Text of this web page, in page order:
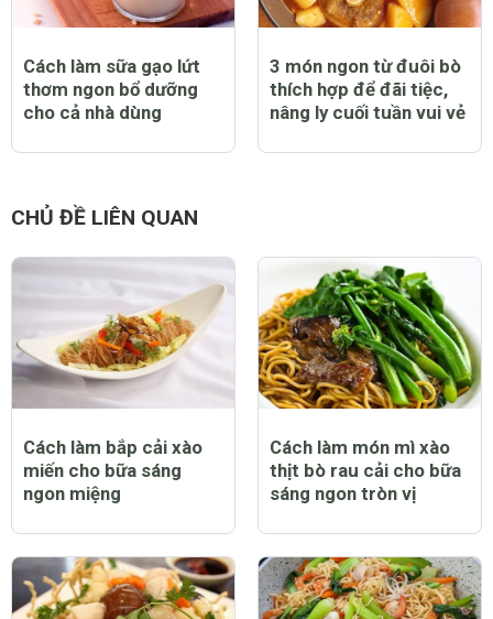
Cách làm sữa gạo lứt
thơm ngon bổ dưỡng
cho cả nhà dùng
3 món ngon từ đuôi bò
thích hợp để đãi tiệc,
nâng ly cuối tuần vui vẻ
CHỦ ĐỀ LIÊN QUAN
Cách làm bắp cải xào
miến cho bữa sáng
ngon miệng
Cách làm món mì xào
thịt bò rau cải cho bữa
sáng ngon tròn vị